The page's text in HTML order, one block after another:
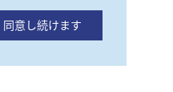
同意し続けます